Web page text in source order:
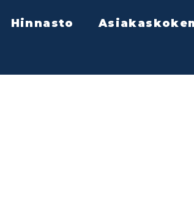
Hinnasto